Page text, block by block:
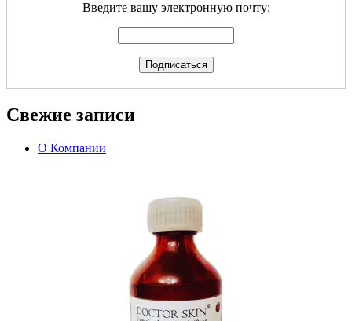
Введите вашу электронную почту:
Свежие записи
О Компании